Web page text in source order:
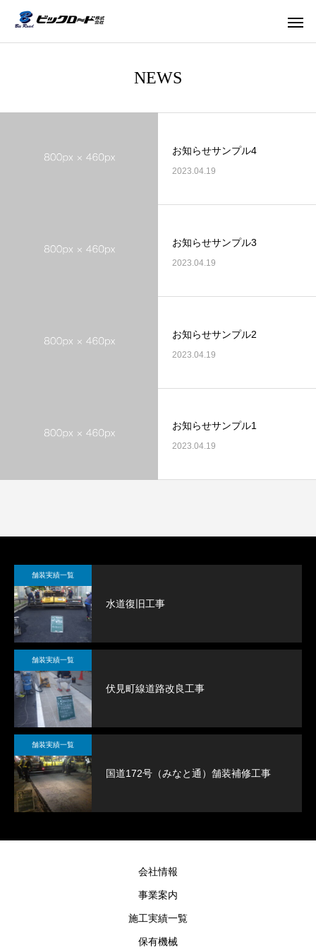
舗装工事
NEWS
お知らせサンプル4
2023.04.19
お知らせサンプル3
2023.04.19
お知らせサンプル2
2023.04.19
お知らせサンプル1
2023.04.19
舗装実績一覧
水道復旧工事
舗装実績一覧
伏見町線道路改良工事
舗装実績一覧
国道172号（みなと通）舗装補修工事
会社情報
事業案内
施工実績一覧
保有機械